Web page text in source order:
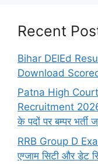
Recent
Bihar DElEd
Download
Patna High
Recruitment
के पदों पर बम्पर
RRB Group D
एग्जाम सिटी और डेट